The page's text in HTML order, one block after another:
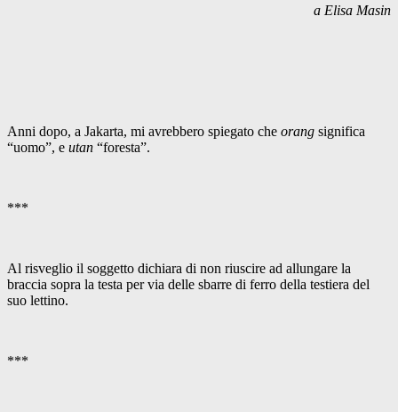
a Elisa Masin
Anni dopo, a Jakarta, mi avrebbero spiegato che orang significa
“uomo”, e utan “foresta”.
***
Al risveglio il soggetto dichiara di non riuscire ad allungare la
braccia sopra la testa per via delle sbarre di ferro della testiera del
suo lettino.
***